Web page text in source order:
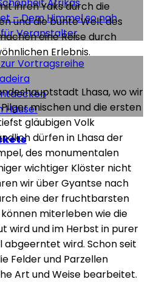
– Dem Himmel so nah
Veranstalter
Vortragsreihe
Hause!
ihren Yaks durch die
und die bunte Welt des
eine Reise durch
Erlebnis.
Lhasa, wo wir
mischen und die ersten
gläubigen Volk
dürfen in Lhasa der
des monumentalen
wichtiger Klöster nicht
wir über Gyantse nach
eine der fruchtbarsten
miterleben wie die
wird und im Herbst in purer
abgeerntet wird. Schon seit
Felder und Parzellen
Art und Weise bearbeitet.